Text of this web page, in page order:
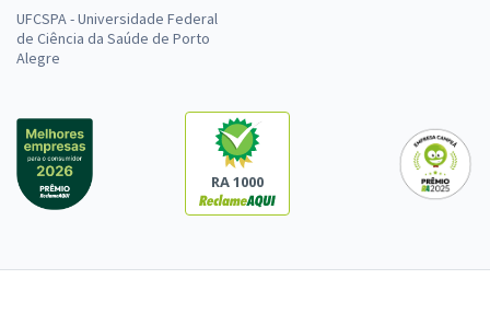
UFCSPA - Universidade Federal
de Ciência da Saúde de Porto
Alegre
RA 1000